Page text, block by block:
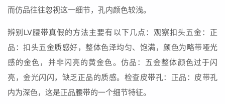
而仿品往往忽视这一细节，孔内颜色较浅。
辨别LV腰带真假的方法主要有以下几点：观察扣头五金：正
品：扣头五金质感好，整体色泽均匀、饱满，颜色为略带哑光
感的金色，并非闪亮的黄金色。仿品：五金整体颜色过于闪
亮，金光闪闪，缺乏正品的质感。检查皮带孔：正品：皮带孔
内为深色，这是正品腰带的一个细节特征。